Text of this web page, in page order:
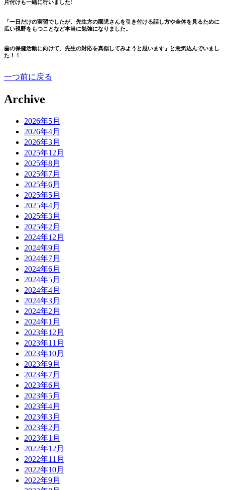
片付けも一緒に行いました!
「一日だけの実習でしたが、先生方の園児さんを引き付ける話し方や全体を見るために
広い視野をもつことなど本当に勉強になりました。
歯の保健活動に向けて、先生の対応を真似してみようと思います」と意気込んでいまし
た！！
一つ前に戻る
Archive
2026年5月
2026年4月
2026年3月
2025年12月
2025年8月
2025年7月
2025年6月
2025年5月
2025年4月
2025年3月
2025年2月
2024年12月
2024年9月
2024年7月
2024年6月
2024年5月
2024年4月
2024年3月
2024年2月
2024年1月
2023年12月
2023年11月
2023年10月
2023年9月
2023年7月
2023年6月
2023年5月
2023年4月
2023年3月
2023年2月
2023年1月
2022年12月
2022年11月
2022年10月
2022年9月